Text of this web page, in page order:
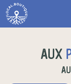
aux